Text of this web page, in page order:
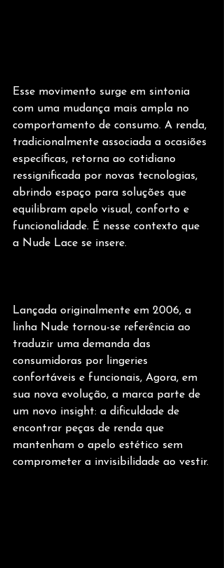
Esse movimento surge em sintonia
com uma mudança mais ampla no
comportamento de consumo. A renda,
tradicionalmente associada a ocasiões
específicas, retorna ao cotidiano
ressignificada por novas tecnologias,
abrindo espaço para soluções que
equilibram apelo visual, conforto e
funcionalidade. É nesse contexto que
a Nude Lace se insere.
Lançada originalmente em 2006, a
linha Nude tornou-se referência ao
traduzir uma demanda das
consumidoras por lingeries
confortáveis e funcionais, Agora, em
sua nova evolução, a marca parte de
um novo insight: a dificuldade de
encontrar peças de renda que
mantenham o apelo estético sem
comprometer a invisibilidade ao vestir.